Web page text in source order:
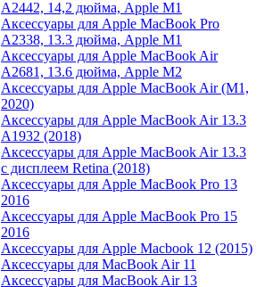
A2442, 14,2 дюйма, Apple M1
Аксессуары для Apple MacBook Pro
A2338, 13.3 дюйма, Apple M1
Аксессуары для Apple MacBook Air
A2681, 13.6 дюйма, Apple M2
Аксессуары для Apple MacBook Air (M1,
2020)
Аксессуары для Apple MacBook Air 13.3
A1932 (2018)
Аксессуары для Apple MacBook Air 13.3
с дисплеем Retina (2018)
Аксессуары для Apple MacBook Pro 13
2016
Аксессуары для Apple MacBook Pro 15
2016
Аксессуары для Apple Macbook 12 (2015)
Аксессуары для MacBook Air 11
Аксессуары для MacBook Air 13